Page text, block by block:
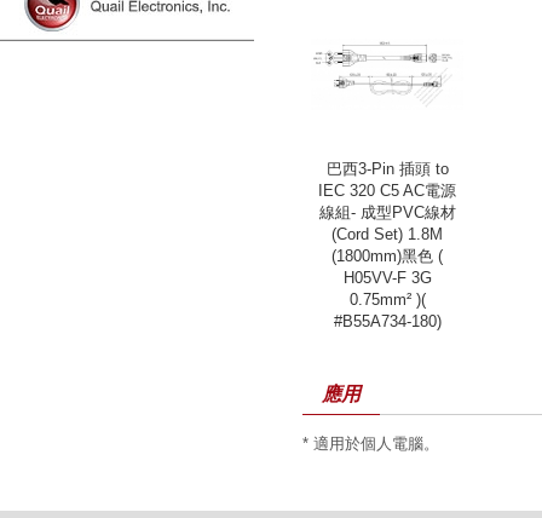
巴西3-Pin 插頭 to
IEC 320 C5 AC電源
線組- 成型PVC線材
(Cord Set) 1.8M
(1800mm)黑色 (
H05VV-F 3G
0.75mm² )(
#B55A734-180)
應用
* 適用於個人電腦。